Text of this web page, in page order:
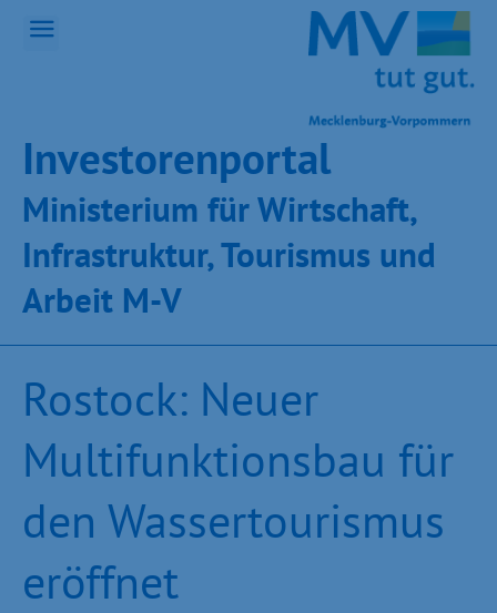
Inves­toren­por­tal
Ministeri­um für Wirt­schaft,
Infra­struk­tur, Tou­ris­mus und
Ar­beit M-V
Rostock: Neuer
Multifunktionsbau für
den Wassertourismus
eröffnet